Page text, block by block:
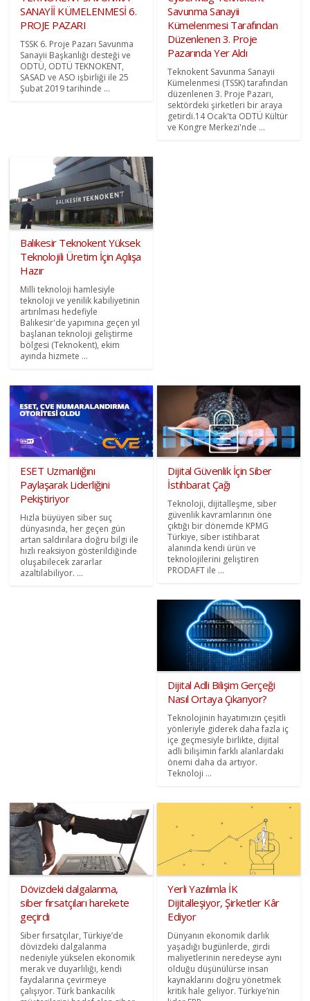
SANAYİİ KÜMELENMESİ 6.
PROJE PAZARI
TSSK 6. Proje Pazarı Savunma
Sanayii Başkanlığı desteği ve
ODTÜ, ODTÜ TEKNOKENT,
SASAD ve ASO işbirliği ile 25
Şubat 2019 tarihinde ...
Savunma Sanayii
Kümelenmesi Tarafından
Düzenlenen 3. Proje
Pazarında Yer Aldı
Teknokent Savunma Sanayii
Kümelenmesi (TSSK) tarafından
düzenlenen 3. Proje Pazarı,
sektördeki şirketleri bir araya
getirdi.14 Ocak'ta ODTÜ Kültür
ve Kongre Merkezi'nde ...
Balıkesir Teknokent Yüksek
Teknolojili Üretim İçin Açılışa
Hazır
Milli teknoloji hamlesiyle
teknoloji ve yenilik kabiliyetinin
artırılması hedefiyle
Balıkesir'de yapımına geçen yıl
başlanan teknoloji geliştirme
bölgesi (Teknokent), ekim
ayında hizmete ...
ESET Uzmanlığını
Paylaşarak Liderliğini
Pekiştiriyor
Hızla büyüyen siber suç
dünyasında, her geçen gün
artan saldırılara doğru bilgi ile
hızlı reaksiyon gösterildiğinde
oluşabilecek zararlar
azaltılabiliyor. ...
Dijital Güvenlik İçin Siber
İstihbarat Çağı
Teknoloji, dijitalleşme, siber
güvenlik kavramlarının öne
çıktığı bir dönemde KPMG
Türkiye, siber istihbarat
alanında kendi ürün ve
teknolojilerini geliştiren
PRODAFT ile ...
Dijital Adli Bilişim Gerçeği
Nasıl Ortaya Çıkarıyor?
Teknolojinin hayatımızın çeşitli
yönleriyle giderek daha fazla iç
içe geçmesiyle birlikte, dijital
adli bilişimin farklı alanlardaki
önemi daha da artıyor.
Teknoloji ...
Dövizdeki dalgalanma,
siber fırsatçıları harekete
geçirdi
Siber fırsatçılar, Türkiye’de
dövizdeki dalgalanma
nedeniyle yükselen ekonomik
merak ve duyarlılığı, kendi
faydalarına çevirmeye
çalışıyor. Türk bankacılık
Yerli Yazılımla İK
Dijitalleşiyor, Şirketler Kâr
Ediyor
Dünyanın ekonomik darlık
yaşadığı bugünlerde, girdi
maliyetlerinin neredeyse aynı
olduğu düşünülürse insan
kaynaklarını doğru yönetmek
kritik hale geliyor. Türkiye’nin